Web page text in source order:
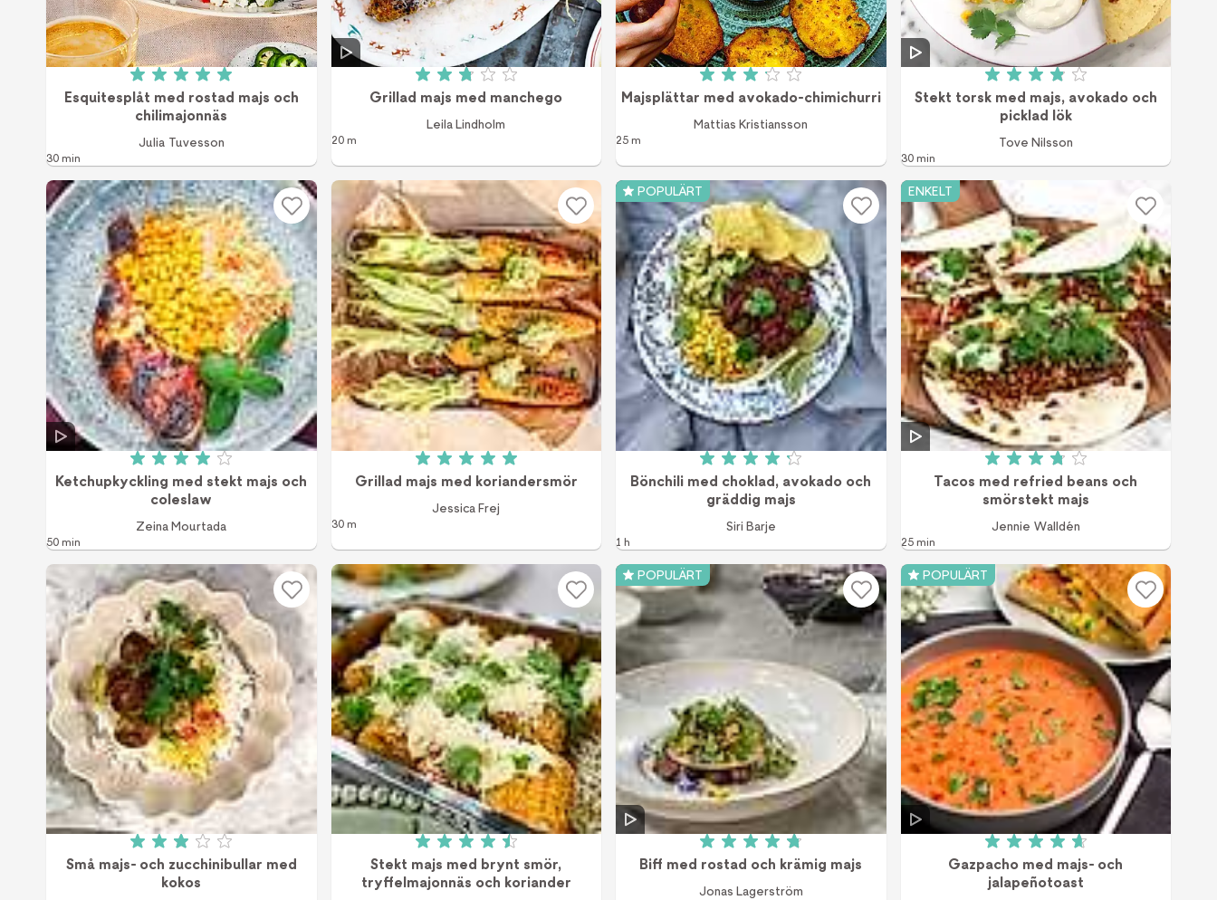
Betyg: 5 av 5 (2 röster)
Esquitesplåt med rostad majs och
chilimajonnäs
Julia Tuvesson
30 min
Betyg: 2.8 av 5 (24 röster)
Grillad majs med manchego
Leila Lindholm
20 m
Betyg: 3.1 av 5 (43 röster)
Majsplättar med avokado-chimichurri
Mattias Kristiansson
25 m
Betyg: 3.92 av 5 (12 röster)
Stekt torsk med majs, avokado och
picklad lök
Tove Nilsson
30 min
Betyg: 4 av 5 (34 röster)
Ketchupkyckling med stekt majs och
coleslaw
Zeina Mourtada
50 min
Betyg: 5 av 5 (3 röster)
Grillad majs med koriandersmör
Jessica Frej
30 m
POPULÄRT
Betyg: 4.2 av 5 (163 röster)
Bönchili med choklad, avokado och
gräddig majs
Siri Barje
1 h
ENKELT
Betyg: 3.8 av 5 (9 röster)
Tacos med refried beans och
smörstekt majs
Jennie Walldén
25 min
Betyg: 2.96 av 5 (23 röster)
Små majs- och zucchinibullar med
kokos
Betyg: 4.5 av 5 (2 röster)
Stekt majs med brynt smör,
tryffelmajonnäs och koriander
POPULÄRT
Betyg: 4.8 av 5 (15 röster)
Biff med rostad och krämig majs
Jonas Lagerström
POPULÄRT
Betyg: 4.7 av 5 (10 röster)
Gazpacho med majs- och
jalapeñotoast